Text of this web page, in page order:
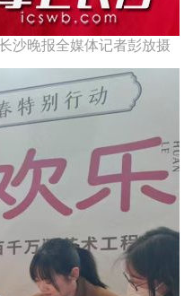
沙晚报全媒体记者彭放摄